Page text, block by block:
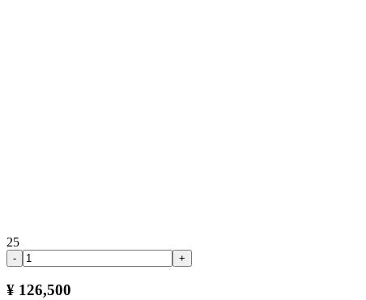
25
- +
¥ 126,500